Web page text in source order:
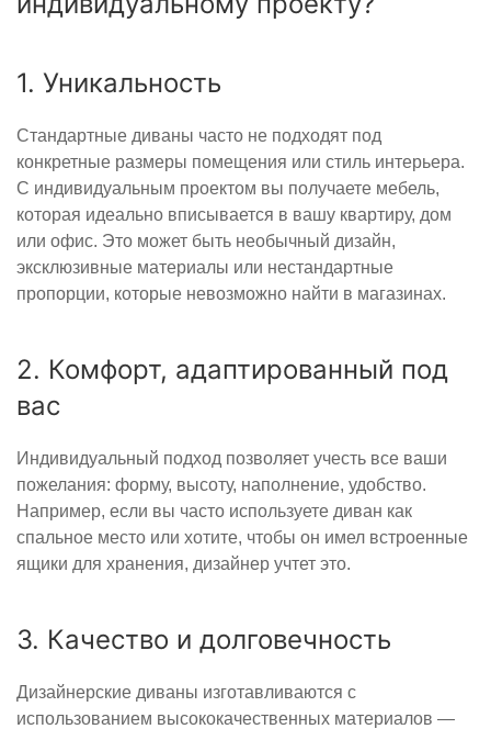
1. Уникальность
Стандартные диваны часто не подходят под
конкретные размеры помещения или стиль интерьера.
С индивидуальным проектом вы получаете мебель,
которая идеально вписывается в вашу квартиру, дом
или офис. Это может быть необычный дизайн,
эксклюзивные материалы или нестандартные
пропорции, которые невозможно найти в магазинах.
2. Комфорт, адаптированный под
вас
Индивидуальный подход позволяет учесть все ваши
пожелания: форму, высоту, наполнение, удобство.
Например, если вы часто используете диван как
спальное место или хотите, чтобы он имел встроенные
ящики для хранения, дизайнер учтет это.
3. Качество и долговечность
Дизайнерские диваны изготавливаются с
использованием высококачественных материалов —